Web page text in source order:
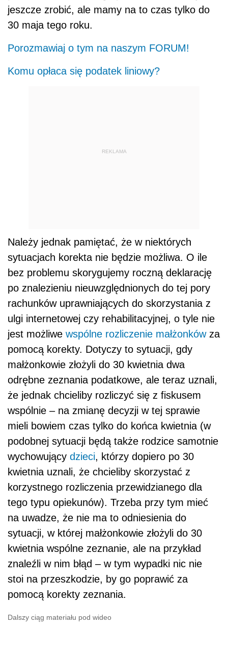
jeszcze zrobić, ale mamy na to czas tylko do
30 maja tego roku.
Porozmawiaj o tym na naszym FORUM!
Komu opłaca się podatek liniowy?
REKLAMA
Należy jednak pamiętać, że w niektórych
sytuacjach korekta nie będzie możliwa. O ile
bez problemu skorygujemy roczną deklarację
po znalezieniu nieuwzględnionych do tej pory
rachunków uprawniających do skorzystania z
ulgi internetowej czy rehabilitacyjnej, o tyle nie
jest możliwe wspólne rozliczenie małżonkówza
pomocą korekty. Dotyczy to sytuacji, gdy
małżonkowie złożyli do 30 kwietnia dwa
odrębne zeznania podatkowe, ale teraz uznali,
że jednak chcieliby rozliczyć się z fiskusem
wspólnie – na zmianę decyzji w tej sprawie
mieli bowiem czas tylko do końca kwietnia (w
podobnej sytuacji będą także rodzice samotnie
wychowujący dzieci, którzy dopiero po 30
kwietnia uznali, że chcieliby skorzystać z
korzystnego rozliczenia przewidzianego dla
tego typu opiekunów). Trzeba przy tym mieć
na uwadze, że nie ma to odniesienia do
sytuacji, w której małżonkowie złożyli do 30
kwietnia wspólne zeznanie, ale na przykład
znaleźli w nim błąd – w tym wypadki nic nie
stoi na przeszkodzie, by go poprawić za
pomocą korekty zeznania.
Dalszy ciąg materiału pod wideo